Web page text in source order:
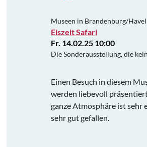
Museen in Brandenburg/Havel
Eiszeit Safari
Fr. 14.02.25 10:00
Die Sonderausstellung, die
Einen Besuch in diesem
werden liebevoll
ganze Atmosphäre ist sehr
sehr gut gefallen.